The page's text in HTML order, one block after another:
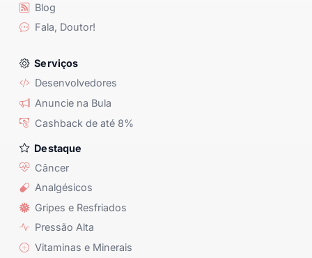
Blog
Fala, Doutor!
Serviços
Desenvolvedores
Anuncie na Bula
Cashback de até 8%
Destaque
Câncer
Analgésicos
Gripes e Resfriados
Pressão Alta
Vitaminas e Minerais